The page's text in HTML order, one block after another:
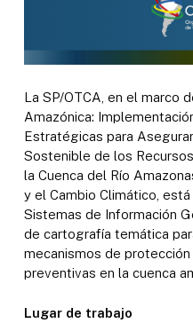
La SP/OTCA, en el marco
Amazónica:
Estratégicas para
Sostenible de los
la Cuenca del Río
y el Cambio Climático,
Sistemas de Información
de cartografía temática
mecanismos de protección
preventivas en la cuenca
Lugar de trabajo